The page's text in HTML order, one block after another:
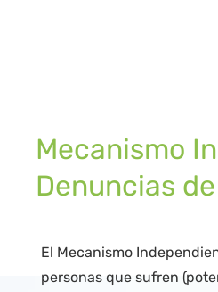
Mecanismo
Denuncias
El Mecanismo
personas que sufren